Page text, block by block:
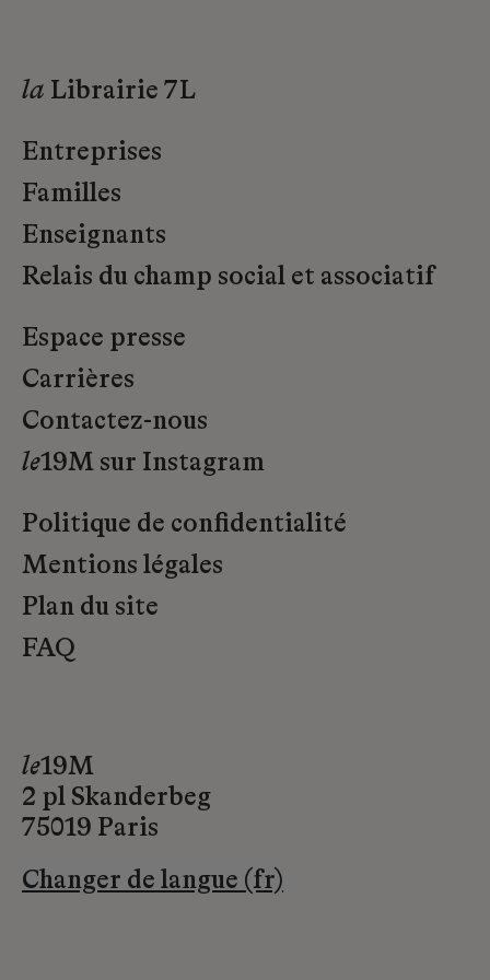
la Librairie 7L
Entreprises
Familles
Enseignants
Relais du champ social et associatif
Espace presse
Carrières
Contactez-nous
le19M sur Instagram
Politique de confidentialité
Mentions légales
Plan du site
FAQ
le19M
2 pl Skanderbeg
75019 Paris
Changer de langue (fr)